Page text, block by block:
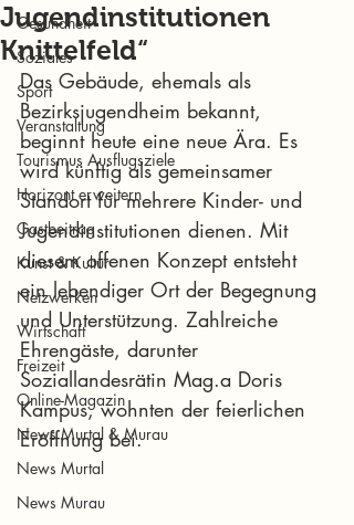
Gesundheit
Soziales
Sport
Veranstaltung
Tourismus Ausflugsziele
Horizont erweitern
Gastbeitrag
Kunst & Kultur
Netzwerken
Wirtschaft
Freizeit
Online-Magazin
News Murtal & Murau
News Murtal
News Murau
Jugendinstitutionen
Knittelfeld“
Das Gebäude, ehemals als
Bezirksjugendheim bekannt,
beginnt heute eine neue Ära. Es
wird künftig als gemeinsamer
Standort für mehrere Kinder- und
Jugendinstitutionen dienen. Mit
diesem offenen Konzept entsteht
ein lebendiger Ort der Begegnung
und Unterstützung. Zahlreiche
Ehrengäste, darunter
Soziallandesrätin Mag.a Doris
Kampus, wohnten der feierlichen
Eröffnung bei.